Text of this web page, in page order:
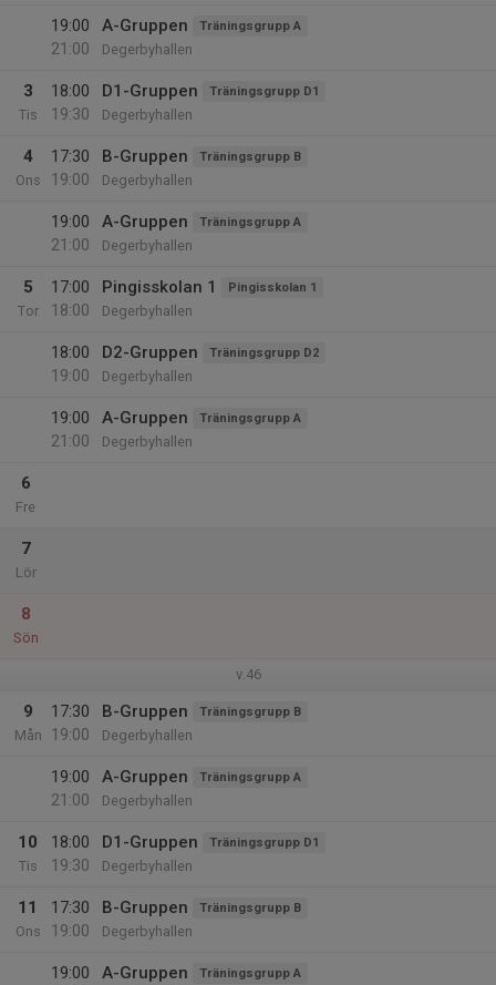
19:00
21:00
A-Gruppen Träningsgrupp A
Degerbyhallen
3
Tis
18:00
19:30
D1-Gruppen Träningsgrupp D1
Degerbyhallen
4
Ons
17:30
19:00
B-Gruppen Träningsgrupp B
Degerbyhallen
19:00
21:00
A-Gruppen Träningsgrupp A
Degerbyhallen
5
Tor
17:00
18:00
Pingisskolan 1 Pingisskolan 1
Degerbyhallen
18:00
19:00
D2-Gruppen Träningsgrupp D2
Degerbyhallen
19:00
21:00
A-Gruppen Träningsgrupp A
Degerbyhallen
6
Fre
7
Lör
8
Sön
v.46
9
Mån
17:30
19:00
B-Gruppen Träningsgrupp B
Degerbyhallen
19:00
21:00
A-Gruppen Träningsgrupp A
Degerbyhallen
10
Tis
18:00
19:30
D1-Gruppen Träningsgrupp D1
Degerbyhallen
11
Ons
17:30
19:00
B-Gruppen Träningsgrupp B
Degerbyhallen
19:00
A-Gruppen Träningsgrupp A